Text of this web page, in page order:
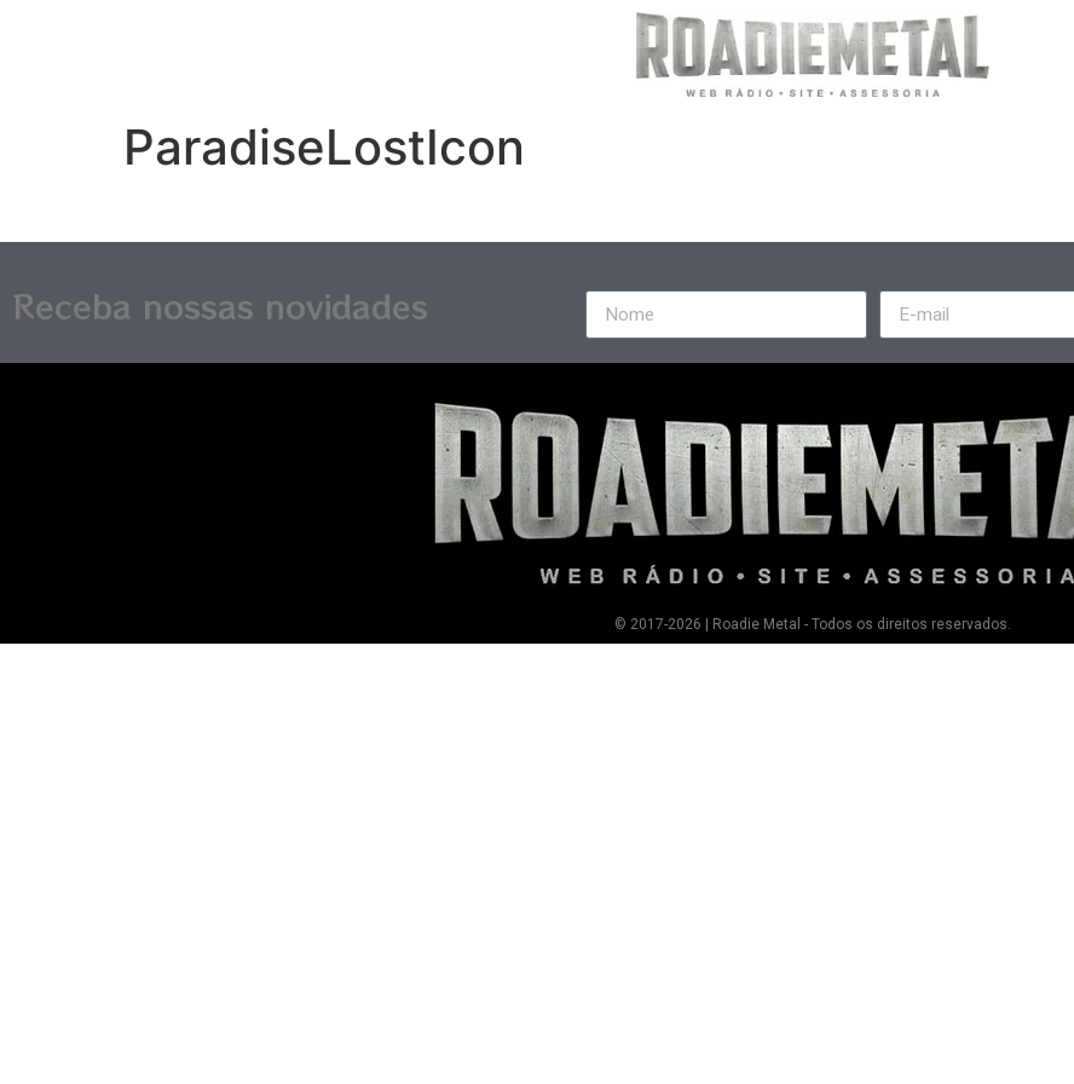
ParadiseLostIcon
Receba nossas novidades
© 2017-2026 | Roadie Metal - Todos os direitos reservados.